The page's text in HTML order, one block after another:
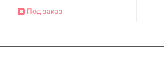
чехол)
Под заказ